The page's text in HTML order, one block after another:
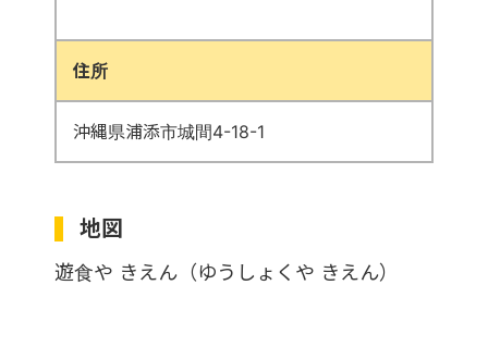
住所
沖縄県浦添市城間4-18-1
地図
遊食や きえん（ゆうしょくや きえん）